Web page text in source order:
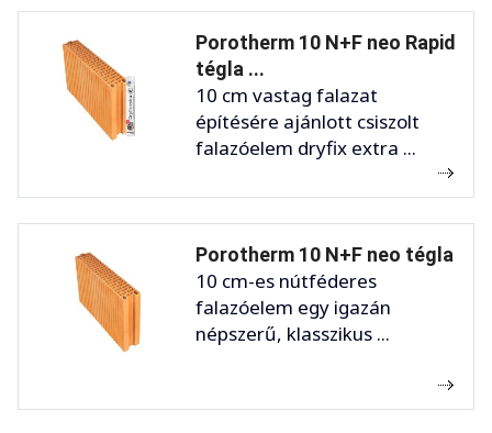
Porotherm 10 N+F neo Rapid
tégla ...
10 cm vastag falazat
építésére ajánlott csiszolt
falazóelem dryfix extra ...
Porotherm 10 N+F neo tégla
10 cm-es nútféderes
falazóelem egy igazán
népszerű, klasszikus ...